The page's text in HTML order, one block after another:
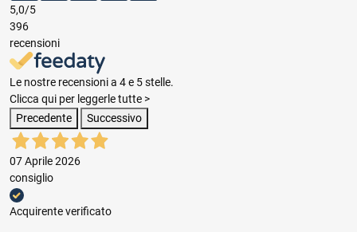
5,0/5
396
recensioni
Le nostre recensioni a 4 e 5 stelle.
Clicca qui per leggerle tutte >
Precedente
Successivo
07 Aprile 2026
consiglio
Acquirente verificato